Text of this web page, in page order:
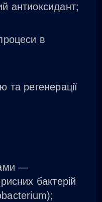
антиоксидант;
в
та регенерації
—
бактерій